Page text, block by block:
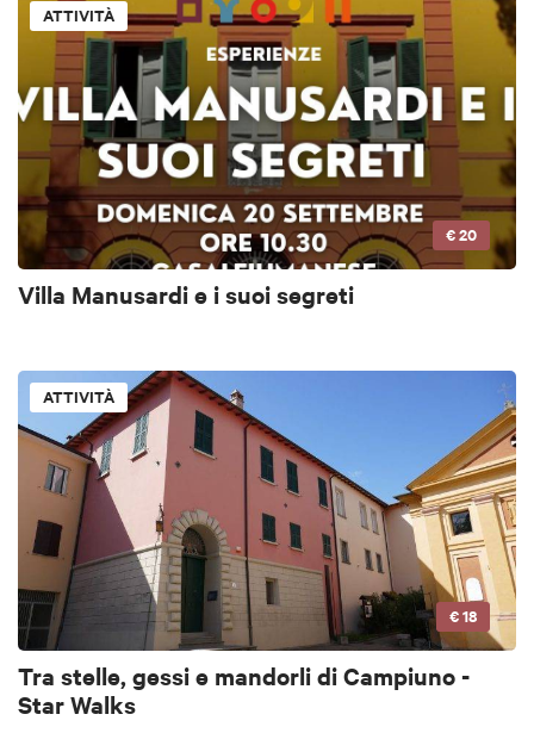
ATTIVITÀ
€ 20
Villa Manusardi e i suoi segreti
ATTIVITÀ
€ 18
Tra stelle, gessi e mandorli di Campiuno -
Star Walks